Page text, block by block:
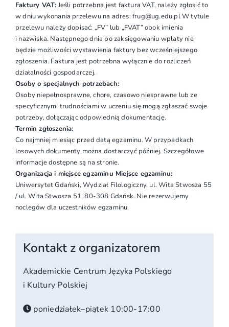
Faktury VAT: Jeśli potrzebna jest faktura VAT, należy zgłosić to
w dniu wykonania przelewu na adres: frug@ug.edu.pl W tytule
przelewu należy dopisać: „FV” lub „FVAT” obok imienia
i nazwiska. Następnego dnia po zaksięgowaniu wpłaty nie
będzie możliwości wystawienia faktury bez wcześniejszego
zgłoszenia. Faktura jest potrzebna wyłącznie do rozliczeń
działalności gospodarczej.
Osoby o specjalnych potrzebach:
Osoby niepełnosprawne, chore, czasowo niesprawne lub ze
specyficznymi trudnościami w uczeniu się mogą zgłaszać swoje
potrzeby, dołączając odpowiednią dokumentację.
Termin zgłoszenia:
Co najmniej miesiąc przed datą egzaminu. W przypadkach
losowych dokumenty można dostarczyć później. Szczegółowe
informacje dostępne są na stronie.
Organizacja i miejsce egzaminu Miejsce egzaminu:
Uniwersytet Gdański, Wydział Filologiczny, ul. Wita Stwosza 55
/ ul. Wita Stwosza 51, 80-308 Gdańsk. Nie rezerwujemy
noclegów dla uczestników egzaminu.
Kontakt z organizatorem
Akademickie Centrum Języka Polskiego
i Kultury Polskiej
poniedziałek–piątek 10:00-17:00